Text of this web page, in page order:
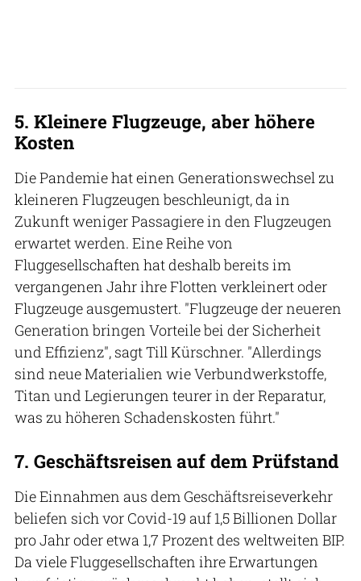
5. Kleinere Flugzeuge, aber höhere
Kosten
Die Pandemie hat einen Generationswechsel zu
kleineren Flugzeugen beschleunigt, da in
Zukunft weniger Passagiere in den Flugzeugen
erwartet werden. Eine Reihe von
Fluggesellschaften hat deshalb bereits im
vergangenen Jahr ihre Flotten verkleinert oder
Flugzeuge ausgemustert. "Flugzeuge der neueren
Generation bringen Vorteile bei der Sicherheit
und Effizienz", sagt Till Kürschner. "Allerdings
sind neue Materialien wie Verbundwerkstoffe,
Titan und Legierungen teurer in der Reparatur,
was zu höheren Schadenskosten führt."
7. Geschäftsreisen auf dem Prüfstand
Die Einnahmen aus dem Geschäftsreiseverkehr
beliefen sich vor Covid-19 auf 1,5 Billionen Dollar
pro Jahr oder etwa 1,7 Prozent des weltweiten BIP.
Da viele Fluggesellschaften ihre Erwartungen